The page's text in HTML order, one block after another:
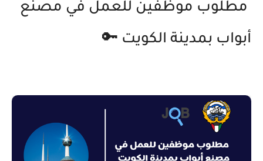
مطلوب موظفين للعمل في مصنع
أبواب بمدينة الكويت 🔑